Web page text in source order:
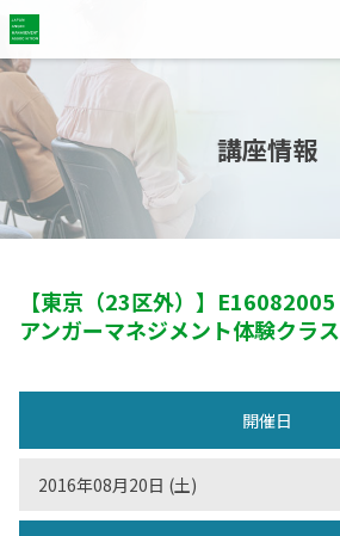
講座情報
【東京（23区外）】 E16082005
アンガーマネジメント体験クラス
開催日
2016年08月20日 (土)